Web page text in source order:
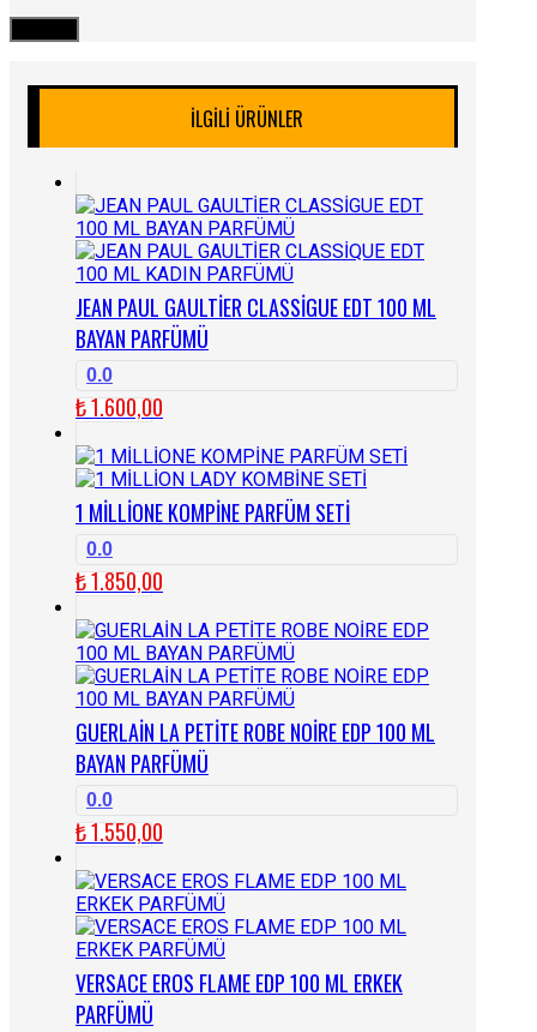
İLGILI ÜRÜNLER
JEAN PAUL GAULTİER CLASSİGUE EDT 100 ML
BAYAN PARFÜMÜ
0.0
₺1.600,00
1 MİLLİONE KOMPİNE PARFÜM SETİ
0.0
₺1.850,00
GUERLAİN LA PETİTE ROBE NOİRE EDP 100 ML
BAYAN PARFÜMÜ
0.0
₺1.550,00
VERSACE EROS FLAME EDP 100 ML ERKEK
PARFÜMÜ